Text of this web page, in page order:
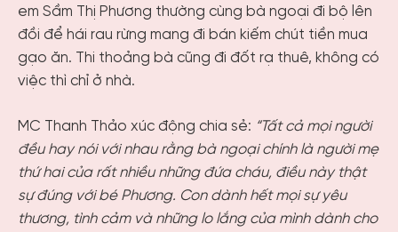
em Sầm Thị Phương thường cùng bà ngoại đi bộ lên
đồi để hái rau rừng mang đi bán kiếm chút tiền mua
gạo ăn. Thi thoảng bà cũng đi đốt rạ thuê, không có
việc thì chỉ ở nhà.
MC Thanh Thảo xúc động chia sẻ: “Tất cả mọi người
đều hay nói với nhau rằng bà ngoại chính là người mẹ
thứ hai của rất nhiều những đứa cháu, điều này thật
sự đúng với bé Phương. Con dành hết mọi sự yêu
thương, tình cảm và những lo lắng của mình dành cho